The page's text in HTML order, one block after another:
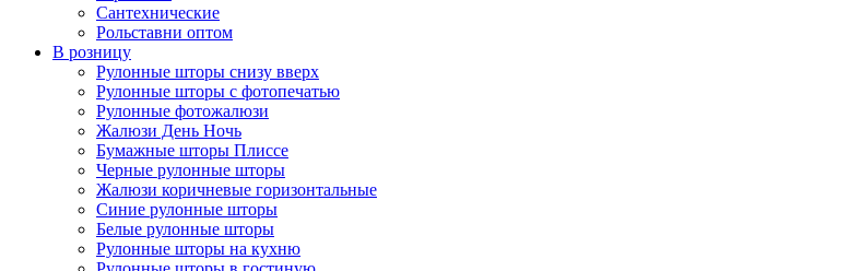
Сантехнические
Рольставни оптом
В розницу
Рулонные шторы снизу вверх
Рулонные шторы с фотопечатью
Рулонные фотожалюзи
Жалюзи День Ночь
Бумажные шторы Плиссе
Черные рулонные шторы
Жалюзи коричневые горизонтальные
Синие рулонные шторы
Белые рулонные шторы
Рулонные шторы на кухню